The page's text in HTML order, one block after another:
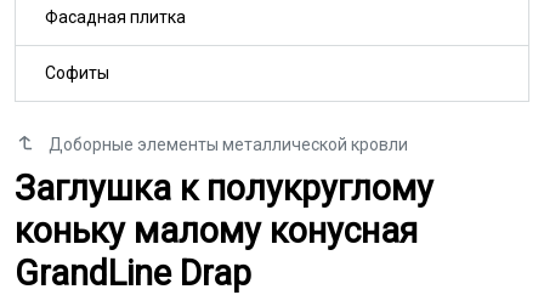
Доборные элементы металлической кровли
Заглушка к полукруглому
Заглушка к полукруглому
коньку малому конусная
GrandLine Drap
Фасадная плитка
Софиты